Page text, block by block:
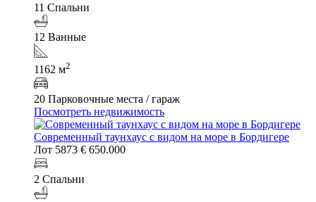
11 Спальни
12 Ванные
1162 м2
20 Парковочные места / гараж
Посмотреть недвижимость
Современный таунхаус с видом на море в Бордигере
Лот 5873 € 650.000
2 Спальни